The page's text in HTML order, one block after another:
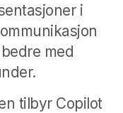
i
med
tilbyr Copilot